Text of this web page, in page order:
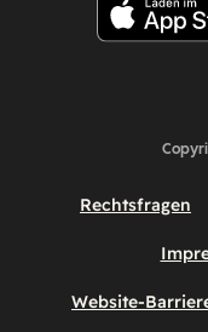
Rechtsfragen
Website-